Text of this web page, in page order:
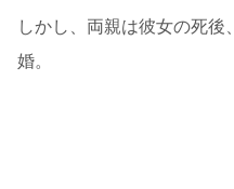
しかし、両親は彼女の死
婚。